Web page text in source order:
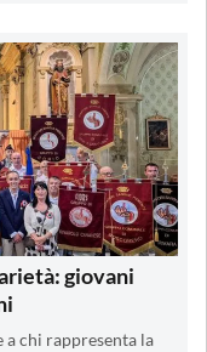
giovani
a chi rappresenta la